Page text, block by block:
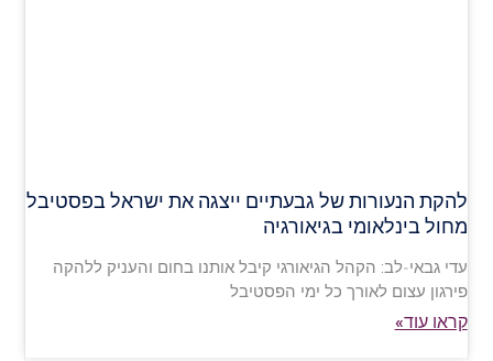
להקת הנעורות של גבעתיים ייצגה את ישראל בפסטיבל
מחול בינלאומי בגיאורגיה
עדי גבאי-לב: הקהל הגיאורגי קיבל אותנו בחום והעניק ללהקה
פירגון עצום לאורך כל ימי הפסטיבל
קראו עוד»